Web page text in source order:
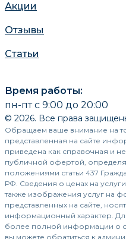
Акции
Отзывы
Статьи
Время работы:
пн-пт с 9:00 до 20:00
© 2026. Все права
Обращаем ваше внимание на
представленная на сайте
приведена как справочная и
публичной офертой,
положениями статьи 437
РФ. Сведения о ценах на
также изображения услуг на
представленных на сайте,
информационный характер.
более полной информации о
вы можете обратиться к